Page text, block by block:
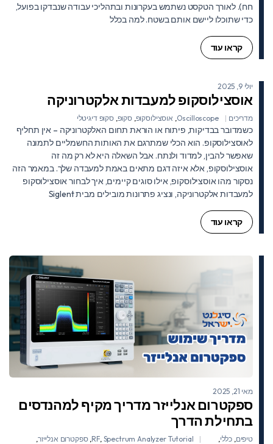
חח). לאורך הטקסט נשתמש בעקרונות ובתהליכי עבודה שנבדקו בפועל,
כדי שתוכלו ליישם אותם בשטח. למה בכלל
קראו עוד
יולי 9, 2025
אוסצילוסקופ למעבדות אלקטרוניקה
מדריכים Oscilloscope אוסצילוסקופ ,סקופ ,סקופ דיגיטלי
כשמדובר בבדיקות, פיתוח או הוראת תחום האלקטרוניקה – אין תחליף
לאוסצילוסקופ. הוא הכלי שמתרגם את האותות החשמליים לתמונה
שאפשר להבין, למדוד ולנתח. אבל השאלה היא לא רק מה זה
אוסצילוסקופ, אלא איזה דגם מתאים באמת למעבדה שלך. במאמר הזה
נסקור מהו אוסצילוסקופ, אילו סוגים קיימים, איך לבחור אוסצילוסקופ
למעבדות אלקטרוניקה, ונציג פתרונות מובילים מבית Siglent
קראו עוד
מאי 21, 2025
ספקטרום אנלייזר מדריך מקיף למהנדסים
בתחילת הדרך
טיפים כללי RF, Spectrum Analyzer Tutorial
,ספקטרום אנלייזר